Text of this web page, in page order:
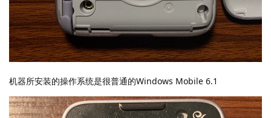
机器所安装的操作系统是很普通的Windows Mobile 6.1